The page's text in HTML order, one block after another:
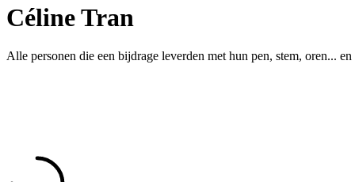
Céline Tran
Alle personen die een bijdrage leverden met hun pen, stem, oren... en